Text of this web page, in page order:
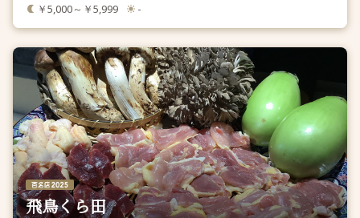
￥5,000～￥5,999 -
飛鳥くら田